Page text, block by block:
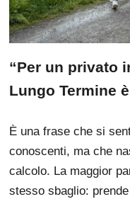
“Per un privato
Lungo Termine
È una frase che si
conoscenti, ma che
calcolo. La maggior
stesso sbaglio: